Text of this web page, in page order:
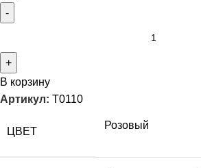
В корзину
Артикул: T0110
ЦВЕТ
Розовый